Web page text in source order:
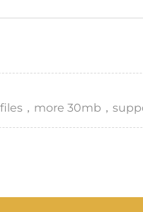
，more 30mb，